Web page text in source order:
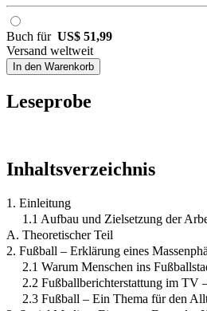
Buch für US$ 51,99
Versand weltweit
In den Warenkorb
Leseprobe
Inhaltsverzeichnis
1. Einleitung
1.1 Aufbau und Zielsetzung der
A. Theoretischer Teil
2. Fußball – Erklärung eines
2.1 Warum Menschen ins
2.2 Fußballberichterstattung im TV
2.3 Fußball – Ein Thema für den